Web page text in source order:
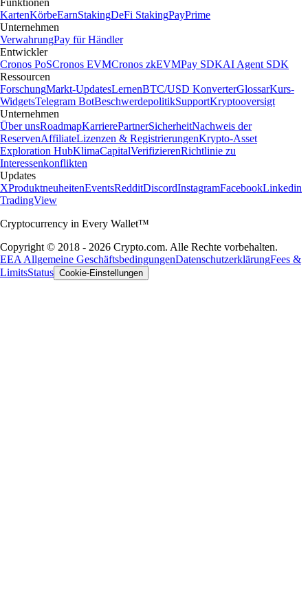
Funktionen
KartenKörbeEarnStakingDeFi StakingPayPrime
Unternehmen
VerwahrungPay für Händler
Entwickler
Cronos PoSCronos EVMCronos zkEVMPay SDKAI Agent SDK
Ressourcen
ForschungMarkt-UpdatesLernenBTC/USD KonverterGlossarKurs-
WidgetsTelegram BotBeschwerdepolitikSupportKryptooversigt
Unternehmen
Über unsRoadmapKarrierePartnerSicherheitNachweis der
ReservenAffiliateLizenzen & RegistrierungenKrypto-Asset
Exploration HubKlimaCapitalVerifizierenRichtlinie zu
Interessenkonflikten
Updates
XProduktneuheitenEventsRedditDiscordInstagramFacebookLinkedin
TradingView
Cryptocurrency in Every Wallet™
Copyright © 2018 - 2026 Crypto.com. Alle Rechte vorbehalten.
EEA Allgemeine GeschäftsbedingungenDatenschutzerklärungFees &
LimitsStatus Cookie-Einstellungen